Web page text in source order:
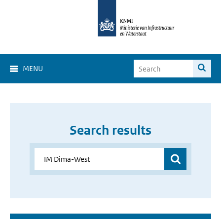
MENU
Search results